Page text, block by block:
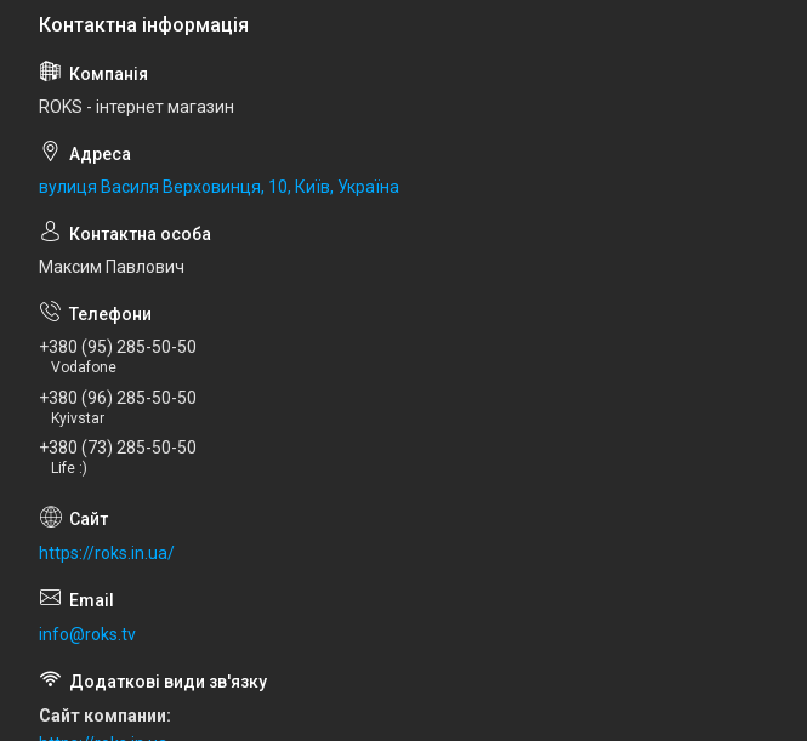
ROKS - інтернет магазин
вулиця Василя Верховинця, 10, Київ, Україна
Максим Павлович
+380 (95) 285-50-50
Vodafone
+380 (96) 285-50-50
Kyivstar
+380 (73) 285-50-50
Life :)
https://roks.in.ua/
info@roks.tv
Сайт компании